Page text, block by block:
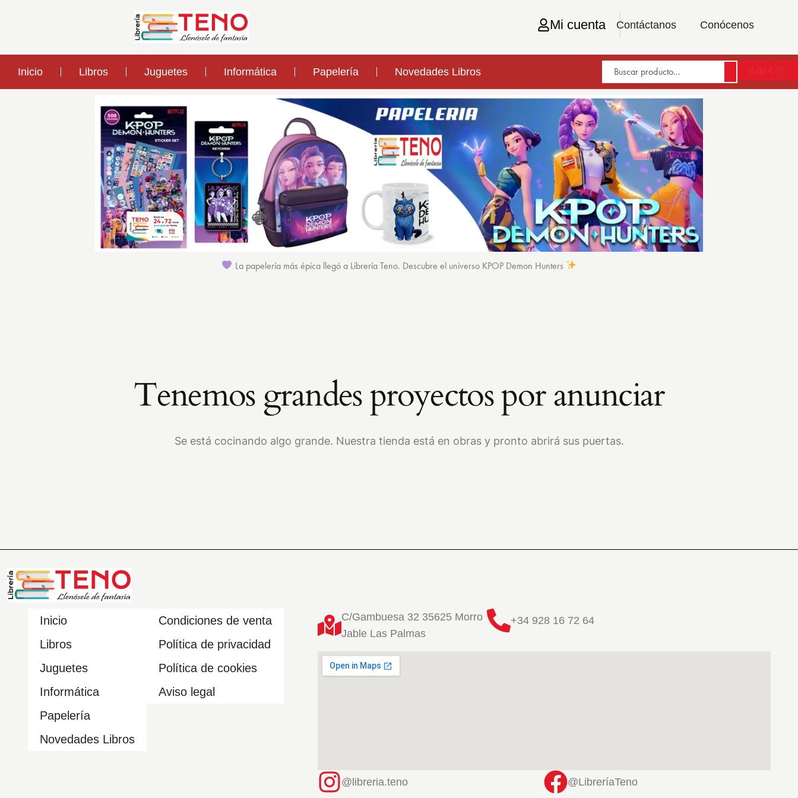
Contáctanos Conócenos
Mi cuenta
Inicio Libros Juguetes Informática Papelería Novedades Libros 0,00 €
La papelería más épica llegó a Librería Teno. Descubre el universo KPOP Demon Hunters
Tenemos grandes proyectos por anunciar
Se está cocinando algo grande. Nuestra tienda está en obras y pronto abrirá sus puertas.
Inicio
Libros
Juguetes
Informática
Papelería
Novedades Libros
Condiciones de venta
Política de privacidad
Política de cookies
Aviso legal
C/Gambuesa 32 35625 Morro
Jable Las Palmas
+34 928 16 72 64
@libreria.teno @LibreríaTeno